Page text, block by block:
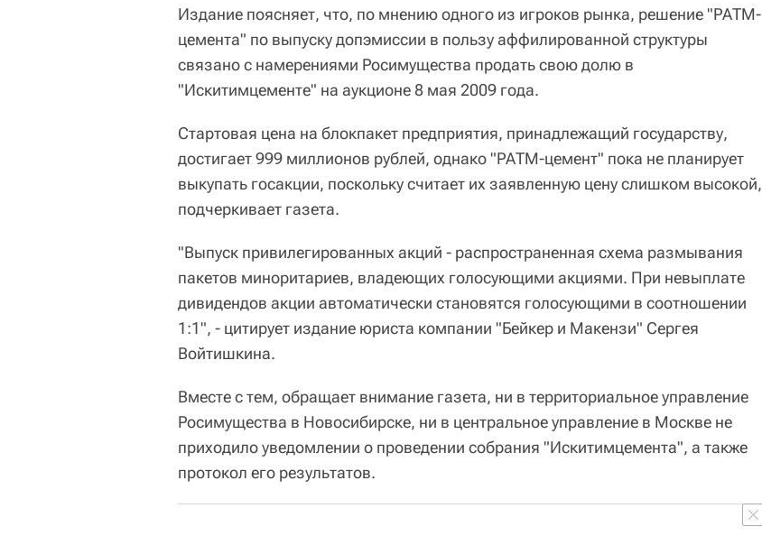
Издание поясняет, что, по мнению одного из игроков рынка, решение "РАТМ-
цемента" по выпуску допэмиссии в пользу аффилированной структуры
связано с намерениями Росимущества продать свою долю в
"Искитимцементе" на аукционе 8 мая 2009 года.
Стартовая цена на блокпакет предприятия, принадлежащий государству,
достигает 999 миллионов рублей, однако "РАТМ-цемент" пока не планирует
выкупать госакции, поскольку считает их заявленную цену слишком высокой,
подчеркивает газета.
"Выпуск привилегированных акций - распространенная схема размывания
пакетов миноритариев, владеющих голосующими акциями. При невыплате
дивидендов акции автоматически становятся голосующими в соотношении
1:1", - цитирует издание юриста компании "Бейкер и Макензи" Сергея
Войтишкина.
Вместе с тем, обращает внимание газета, ни в территориальное управление
Росимущества в Новосибирске, ни в центральное управление в Москве не
приходило уведомлении о проведении собрания "Искитимцемента", а также
протокол его результатов.